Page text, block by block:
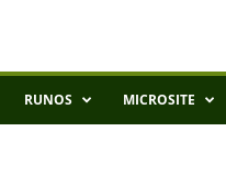
RUNOS MICROSITE